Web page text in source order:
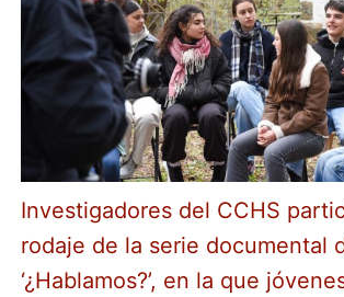
Investigadores del CCHS
rodaje de la serie documental
‘¿Hablamos?’, en la que